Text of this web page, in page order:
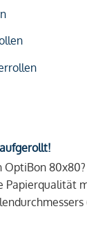
OptiBon
Papierqualität